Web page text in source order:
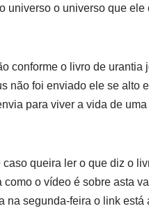
universo o universo que ele
conforme o livro de urantia
não foi enviado ele se alto
para viver a vida de
queira ler o que diz o
o vídeo é sobre asta
na segunda-feira o link está